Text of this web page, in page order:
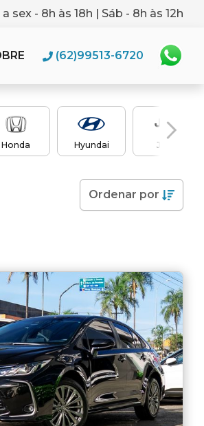
a sex - 8h às 18h | Sáb - 8h às 12h
(62)99513-6720
Honda Hyundai Jeep
Ordenar por